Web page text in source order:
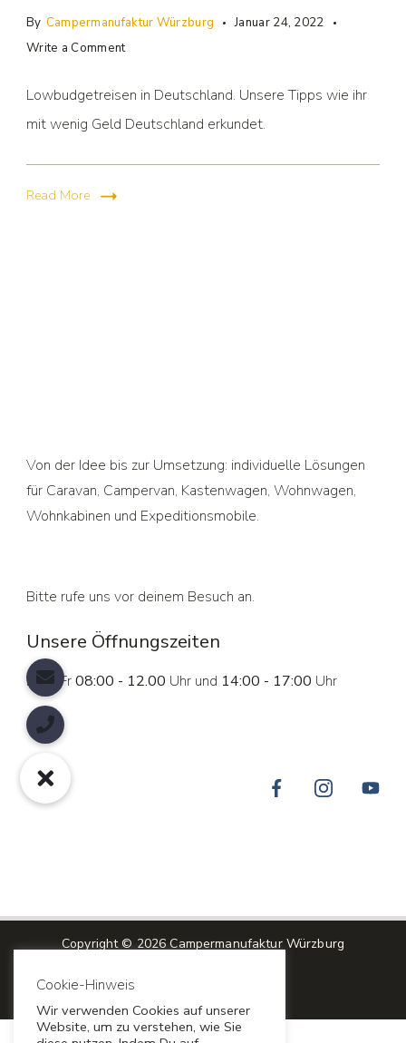
By Campermanufaktur Würzburg
Januar 24, 2022
Write a Comment
Lowbudgetreisen in Deutschland. Unsere Tipps wie ihr
mit wenig Geld Deutschland erkundet.
Read More
Von der Idee bis zur Umsetzung: individuelle Lösungen
für Caravan, Campervan, Kastenwagen, Wohnwagen,
Wohnkabinen und Expeditionsmobile.
Bitte rufe uns vor deinem Besuch an.
Unsere Öffnungszeiten
Mo - Fr08:00 - 12.00 Uhr und 14:00 - 17:00 Uhr
Copyright © 2026 Campermanufaktur Würzburg
Cookie-Hinweis
Wir verwenden Cookies auf unserer
Website, um zu verstehen, wie Sie